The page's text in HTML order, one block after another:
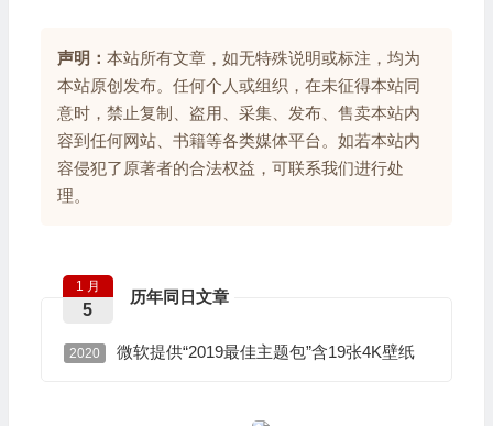
声明： 本站所有文章，如无特殊说明或标注，均为
本站原创发布。任何个人或组织，在未征得本站同
意时，禁止复制、盗用、采集、发布、售卖本站内
容到任何网站、书籍等各类媒体平台。如若本站内
容侵犯了原著者的合法权益，可联系我们进行处
理。
历年同日文章
1 月
5
2020 微软提供“2019最佳主题包”含19张4K壁纸